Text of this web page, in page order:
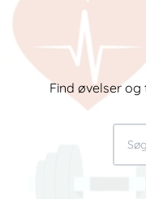
Find øvelser